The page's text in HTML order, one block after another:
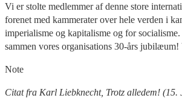
Vi er stolte medlemmer af denne store
forenet med kammerater over hele verden i
imperialisme og kapitalisme og for
sammen vores organisations 30-års
Note
Citat fra Karl Liebknecht, Trotz alledem! (15.